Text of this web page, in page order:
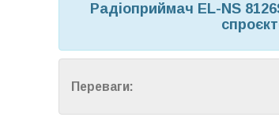
Радіоприймач EL-NS
Переваги: